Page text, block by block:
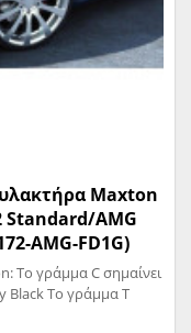
Maxton
Standard/AMG
AMG-FD1G)
Το γράμμα C σημαίνει
Black Το γράμμα T